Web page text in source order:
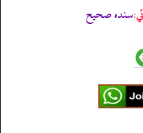
سنده صحيح